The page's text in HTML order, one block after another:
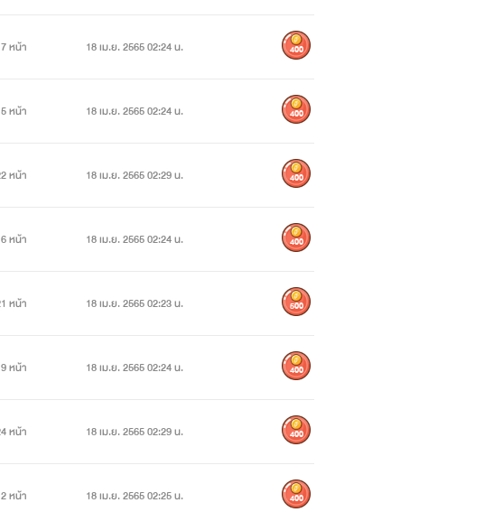
บายอยากได้อะไรต้องได้เก่งเรื่องลอบกัด
นำไปทำเป็นของตนเอง
หน้า 18 เม.ย. 2565 02:24 น. 400
หน้า 18 เม.ย. 2565 02:24 น. 400
หน้า 18 เม.ย. 2565 02:29 น. 400
หน้า 18 เม.ย. 2565 02:24 น. 400
หน้า 18 เม.ย. 2565 02:23 น. 500
หน้า 18 เม.ย. 2565 02:24 น. 400
หน้า 18 เม.ย. 2565 02:29 น. 400
หน้า 18 เม.ย. 2565 02:25 น. 400